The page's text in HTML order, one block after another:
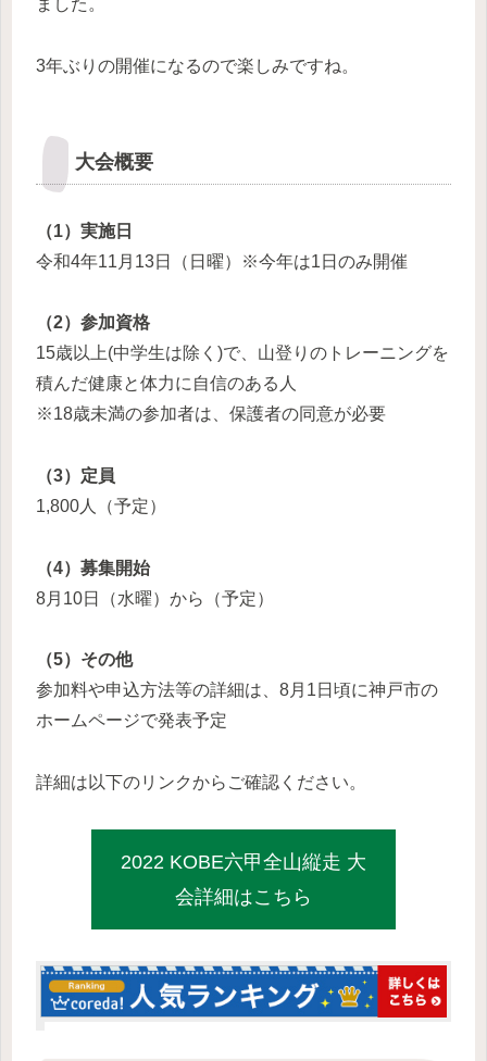
ました。
3年ぶりの開催になるので楽しみですね。
大会概要
（1）実施日
令和4年11月13日（日曜）※今年は1日のみ開催
（2）参加資格
15歳以上(中学生は除く)で、山登りのトレーニングを
積んだ健康と体力に自信のある人
※18歳未満の参加者は、保護者の同意が必要
（3）定員
1,800人（予定）
（4）募集開始
8月10日（水曜）から（予定）
（5）その他
参加料や申込方法等の詳細は、8月1日頃に神戸市の
ホームページで発表予定
詳細は以下のリンクからご確認ください。
2022 KOBE六甲全山縦走 大
会詳細はこちら